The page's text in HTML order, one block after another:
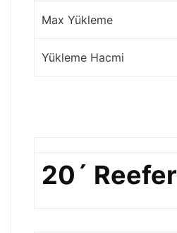
Max Yükleme
Yükleme Hacmi
20´ Reefer